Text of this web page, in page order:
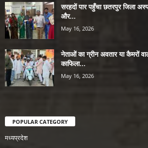
सरहदों पार पहुँचा छतरपुर जिला
और...
May 16, 2026
नेताओं का ग्रीन अवतार या कैमरों
काफिला...
May 16, 2026
POPULAR CATEGORY
मध्यप्रदेश